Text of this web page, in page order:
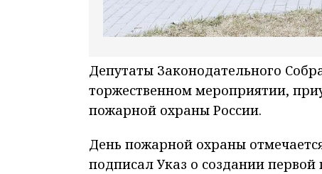
Депутаты Законодательного
торжественном мероприятии,
пожарной охраны России.
День пожарной охраны
подписал Указ о создании